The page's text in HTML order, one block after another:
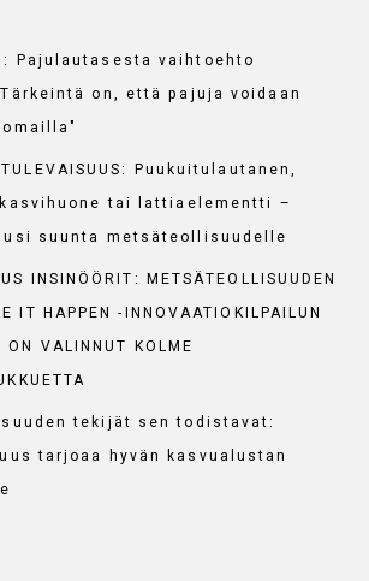
Pajulautasesta vaihtoehto
on, että pajuja voidaan
TULEVAISUUS: Puukuitulautanen,
tai lattiaelementti –
suunta metsäteollisuudelle
INSINÖÖRIT: METSÄTEOLLISUUDEN
IT HAPPEN -INNOVAATIOKILPAILUN
ON VALINNUT KOLME
tekijät sen todistavat:
tarjoaa hyvän kasvualustan